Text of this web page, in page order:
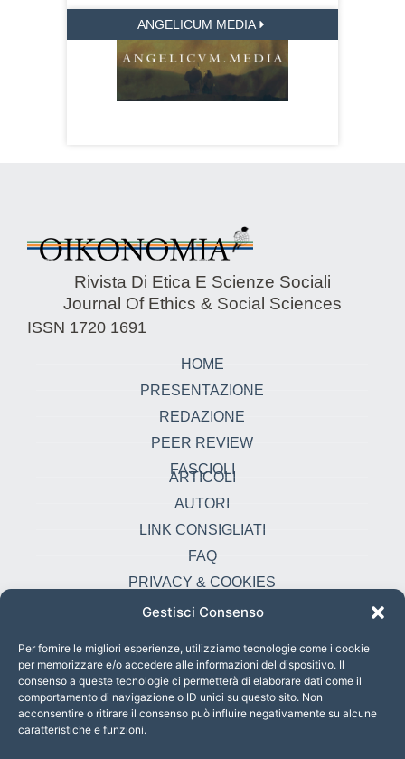
Gestisci Consenso
Per fornire le migliori esperienze, utilizziamo tecnologie come i cookie
per memorizzare e/o accedere alle informazioni del dispositivo. Il
consenso a queste tecnologie ci permetterà di elaborare dati come il
comportamento di navigazione o ID unici su questo sito. Non
acconsentire o ritirare il consenso può influire negativamente su alcune
caratteristiche e funzioni.
ANGELICUM MEDIA
Rivista Di Etica E Scienze Sociali
Journal Of Ethics & Social Sciences
ISSN 1720 1691
HOME
PRESENTAZIONE
REDAZIONE
PEER REVIEW
FASCIOLI
ARTICOLI
AUTORI
LINK CONSIGLIATI
FAQ
PRIVACY & COOKIES
oikonomia@pust.it
+39 06 67 02 338
Largo Angelicum 1, 00184 Roma, Italia